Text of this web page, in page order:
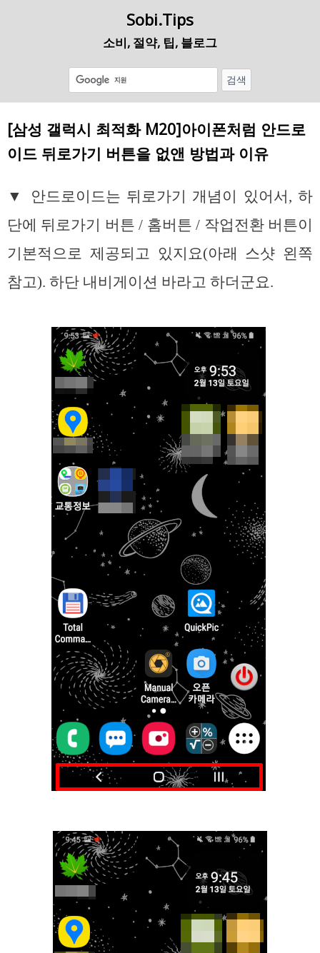
Sobi.Tips
소비, 절약, 팁, 블로그
[삼성 갤럭시 최적화 M20]아이폰처럼 안드로
이드 뒤로가기 버튼을 없앤 방법과 이유
▼ 안드로이드는 뒤로가기 개념이 있어서, 하
단에 뒤로가기 버튼 / 홈버튼 / 작업전환 버튼이
기본적으로 제공되고 있지요(아래 스샷 왼쪽
참고). 하단 내비게이션 바라고 하더군요.